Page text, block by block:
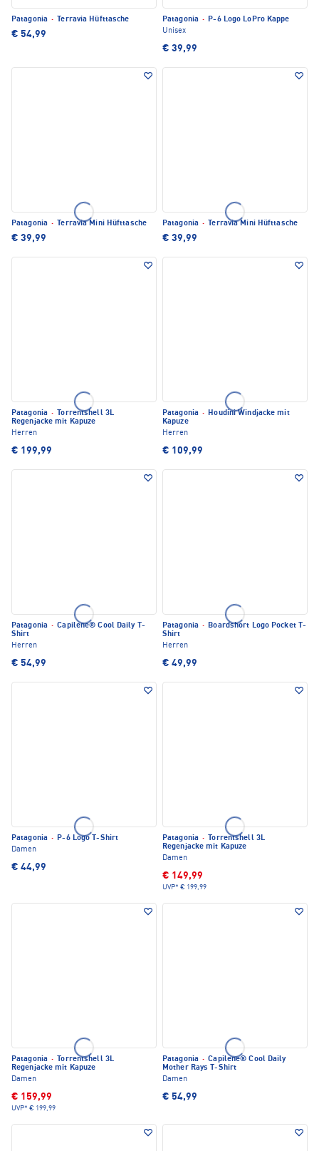
Patagonia · Terravia Hüfttasche
€ 54,99
Patagonia · P-6 Logo LoPro Kappe
Unisex
€ 39,99
Patagonia · Terravia Mini Hüfttasche
€ 39,99
Patagonia · Terravia Mini Hüfttasche
€ 39,99
Patagonia ·
Torrentshell 3L
Regenjacke mit Kapuze
Herren
€ 199,99
Patagonia · Houdini Windjacke mit
Kapuze
Herren
€ 109,99
Patagonia · Capilene® Cool Daily T-
Shirt
Herren
€ 54,99
Patagonia · Boardshort Logo Pocket T-
Shirt
Herren
€ 49,99
Patagonia · P-6 Logo T-Shirt
Damen
€ 44,99
Patagonia ·
Torrentshell 3L
Regenjacke mit Kapuze
Damen
€ 149,99
UVP* € 199,99
Patagonia ·
Torrentshell 3L
Regenjacke mit Kapuze
Damen
€ 159,99
UVP* € 199,99
Patagonia · Capilene® Cool Daily
Mother Rays T-Shirt
Damen
€ 54,99